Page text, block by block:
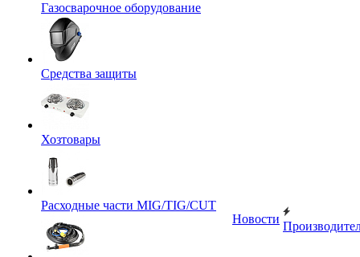
Газосварочное оборудование
Средства защиты
Хозтовары
Расходные части MIG/TIG/CUT
Новости